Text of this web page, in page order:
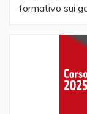
formativo sui